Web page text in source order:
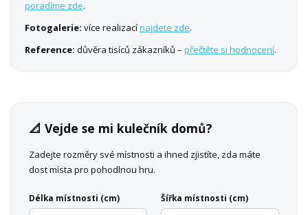
poradíme zde.
Fotogalerie: více realizacínajdete zde.
Reference: důvěra tisíců zákazníků – přečtěte si hodnocení.
📐 Vejde se mi kulečník domů?
Zadejte rozměry své místnosti a ihned zjistíte, zda máte
dost místa pro pohodlnou hru.
Délka místnosti (cm) Šířka místnosti (cm)